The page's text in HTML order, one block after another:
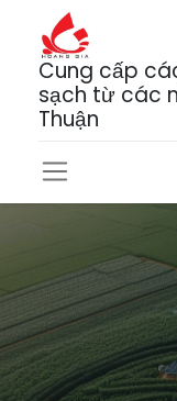
Cung cấp
sạch từ các
Thuận